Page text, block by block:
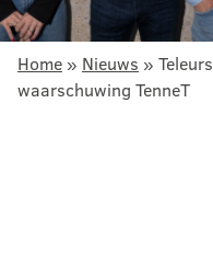
Home » Nieuws »
waarschuwing TenneT